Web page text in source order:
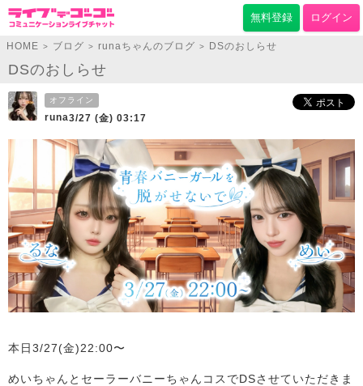
無料登録 ログイン
HOME > ブログ > runaちゃんのブログ > DSのおしらせ
DSのおしらせ
オフライン
runa3/27 (金) 03:17
本日3/27(金)22:00〜
めいちゃんとセーラーバニーちゃんコスでDSさせていただきま